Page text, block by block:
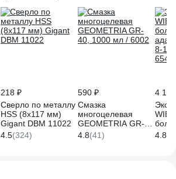
218 ₽
Сверло по металлу
HSS (8x117 мм)
Gigant DBM 11022
4.5(324)
590 ₽
Смазка
многоцелевая
GEOMETRIA GR-
40, 1000 мл / 6002
4.8(41)
4
4.8